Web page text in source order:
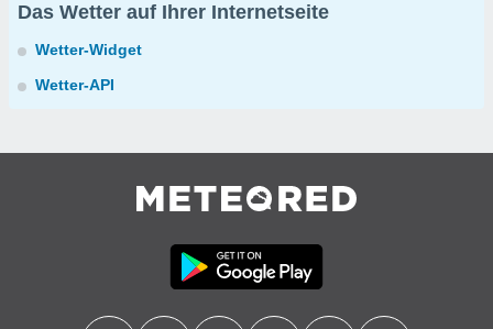
Das Wetter auf Ihrer Internetseite
Wetter-Widget
Wetter-API